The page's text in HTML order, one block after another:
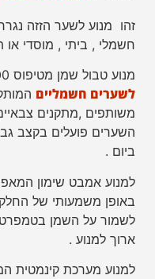
זהו מנוע לשער הזזה
חשמלי , ביתי , מוסדי או
מנוע טבול שמן מטיפוס 800 EVO הוא
לשערים חשמליים
משותפים ,מתקנים
השערים פועלים בקצב
ביום .
למנוע אמבט שימון
באופן משמעותי של
לשמור על השמן
ארוך למנוע .
למנוע מערכת קינמטית